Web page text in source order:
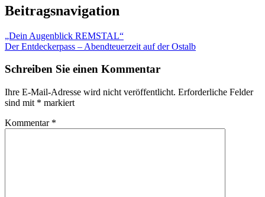
Beitragsnavigation
„Dein Augenblick REMSTAL“
Der Entdeckerpass – Abendteuerzeit auf der Ostalb
Schreiben Sie einen Kommentar
Ihre E-Mail-Adresse wird nicht veröffentlicht. Erforderliche Felder
sind mit * markiert
Kommentar *